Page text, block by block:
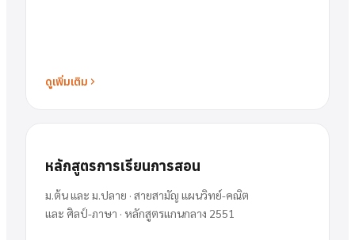
ดูเพิ่มเติม
หลักสูตรการเรียนการสอน
ม.ต้น และ ม.ปลาย · สายสามัญ แผนวิทย์-คณิต
และ ศิลป์-ภาษา · หลักสูตรแกนกลาง 2551